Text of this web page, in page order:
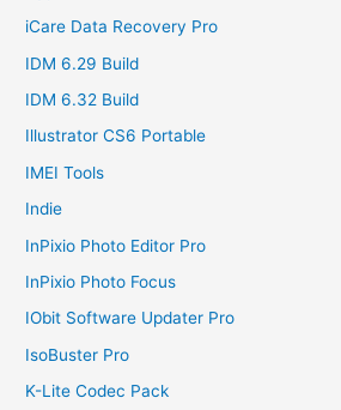
iCare Data Recovery Pro
IDM 6.29 Build
IDM 6.32 Build
Illustrator CS6 Portable
IMEI Tools
Indie
InPixio Photo Editor Pro
InPixio Photo Focus
IObit Software Updater Pro
IsoBuster Pro
K-Lite Codec Pack